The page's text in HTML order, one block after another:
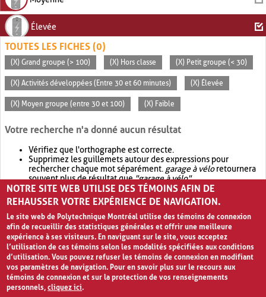
Élevée
TOUTES LES FICHES (0)
(X) Grand groupe (> 100) (X) Hors classe (X) Petit groupe (< 30)
(X) Activités développées (Entre 30 et 60 minutes) (X) Élevée
(X) Moyen groupe (entre 30 et 100) (X) Faible
Votre recherche n'a donné aucun résultat
Vérifiez que l'orthographe est correcte.
Supprimez les guillemets autour des expressions pour
rechercher chaque mot séparément. garage à véloretournera
souvent plus de résultat que"garage à vélo".
Envisagez d'élargir votre recherche avec OR.garage OR vélo
retournera souvent plus de résultat quegarage à vélo
NOTRE SITE WEB UTILISE DES TÉMOINS AFIN DE
REHAUSSER VOTRE EXPÉRIENCE DE NAVIGATION.
Le site web de Polytechnique Montréal utilise des témoins de connexion
afin de recueillir des statistiques générales et offrir une meilleure
expérience à ses visiteurs. En naviguant sur le site, vous acceptez
l’utilisation de ces témoins selon les modalités spécifiées aux conditions
d’utilisation. Vous pouvez refuser les témoins de connexion en modifiant
vos paramètres de navigation. Pour en savoir plus sur le recours aux
témoins de connexion et sur la protection de vos renseignements
personnels,cliquez ici.